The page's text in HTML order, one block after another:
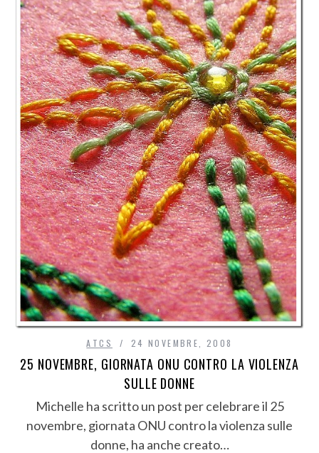
ATCS 24 NOVEMBRE, 2008
25 NOVEMBRE, GIORNATA ONU CONTRO LA VIOLENZA
SULLE DONNE
Michelle ha scritto un post per celebrare il 25
novembre, giornata ONU contro la violenza sulle
donne, ha anche creato…